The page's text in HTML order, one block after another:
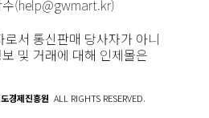
수(help@gwmart.kr)
서 통신판매 당사자가 아니
및 거래에 대해 인제몰은
경제진흥원 ALL RIGHTS RESERVED.